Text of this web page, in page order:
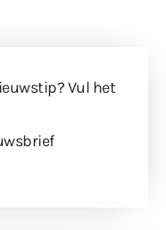
Vul het